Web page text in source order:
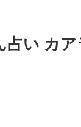
占い カ